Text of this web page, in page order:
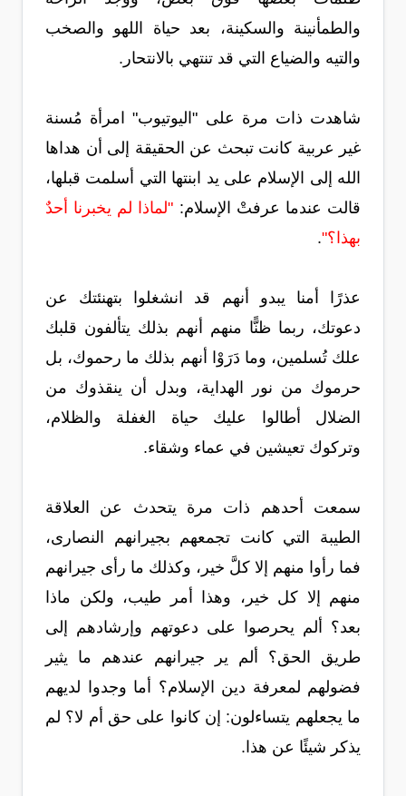
والطمأنينة والسكينة، بعد حياة اللهو والصخب
والتيه والضياع التي قد تنتهي بالانتحار.
شاهدت ذات مرة على "اليوتيوب" امرأة مُسنة
غير عربية كانت تبحث عن الحقيقة إلى أن هداها
الله إلى الإسلام على يد ابنتها التي أسلمت قبلها،
قالت عندما عرفتْ الإسلام: "لماذا لم يخبرنا أحدٌ
بهذا؟".
عذرًا أمنا يبدو أنهم قد انشغلوا بتهنئتك عن
دعوتك، ربما ظنًّا منهم أنهم بذلك يتألفون قلبك
علك تُسلمين، وما دَرَوْا أنهم بذلك ما رحموك، بل
حرموك من نور الهداية، وبدل أن ينقذوك من
الضلال أطالوا عليك حياة الغفلة والظلام،
وتركوك تعيشين في عماء وشقاء.
سمعت أحدهم ذات مرة يتحدث عن العلاقة
الطيبة التي كانت تجمعهم بجيرانهم النصارى،
فما رأوا منهم إلا كلَّ خير، وكذلك ما رأى جيرانهم
منهم إلا كل خير، وهذا أمر طيب، ولكن ماذا
بعد؟ ألم يحرصوا على دعوتهم وإرشادهم إلى
طريق الحق؟ ألم ير جيرانهم عندهم ما يثير
فضولهم لمعرفة دين الإسلام؟ أما وجدوا لديهم
ما يجعلهم يتساءلون: إن كانوا على حق أم لا؟ لم
يذكر شيئًا عن هذا.